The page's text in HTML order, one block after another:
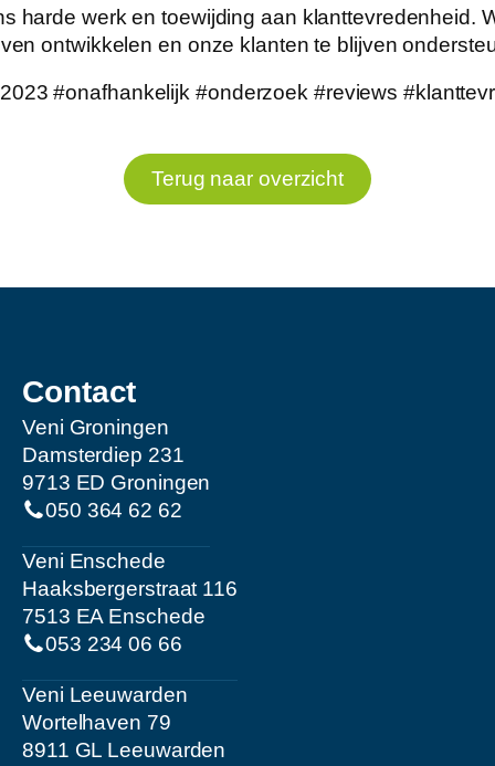
harde werk en toewijding aan klanttevredenheid.
ontwikkelen en onze klanten te blijven
#onafhankelijk #onderzoek #reviews
Terug naar overzicht
Contact
Veni Groningen
Damsterdiep 231
9713 ED Groningen
050 364 62 62
Veni Enschede
Haaksbergerstraat 116
7513 EA Enschede
053 234 06 66
Veni Leeuwarden
Wortelhaven 79
8911 GL Leeuwarden